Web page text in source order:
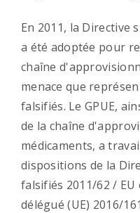
En 2011, la Directive
a été adoptée pour
chaîne
menace que
falsifiés. Le GPUE,
de la chaîne
médicaments, a
dispositions de la
falsifiés 2011/62 /
délégué (UE) 2016/